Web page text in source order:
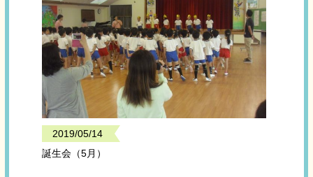
2019/05/14
誕生会（5月）